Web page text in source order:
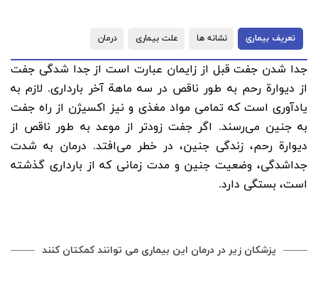
تعریف بیماری نشانه ها علت بیماری درمان
جدا شدن‌ جفت‌ قبل‌ از زایمان‌ عبارت‌ است‌ از جدا شدگی‌ جفت‌
از دیوارة‌ رحم‌ به‌ طور ناقص‌ در سه‌ ماهة‌ آخر بارداری‌. لازم‌ به‌
یادآوری‌ است‌ که‌ تمامی‌ مواد مغذی‌ و نیز اکسیژن‌ از راه‌ جفت‌
به‌ جنین‌ می‌رسند. اگر جفت‌ زودتر از موعد به‌ طور ناقص‌ از
دیوارة‌ رحم‌، زندگی‌ جنین‌، در خطر می‌افتد. درمان‌ به‌ شدت‌
جداشدگی‌، وضعیت‌ جنین‌ و مدت‌ زمانی‌ که‌ از بارداری‌ گذشته‌
است‌، بستگی‌ دارد.
پزشکان زیر در درمان این بیماری می توانند کمکتان کنند